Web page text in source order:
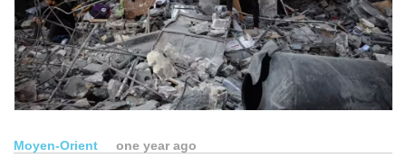
Moyen-Orient one year ago